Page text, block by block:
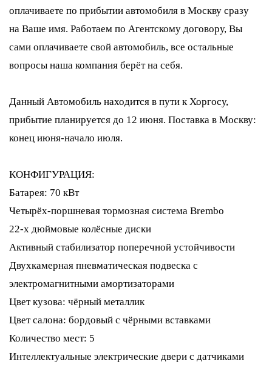
оплачиваете по прибытии автомобиля в Москву сразу
на Ваше имя. Работаем по Агентскому договору, Вы
сами оплачиваете свой автомобиль, все остальные
вопросы наша компания берёт на себя.
Данный Автомобиль находится в пути к Хоргосу,
прибытие планируется до 12 июня. Поставка в Москву:
конец июня-начало июля.
КОНФИГУРАЦИЯ:
Батарея: 70 кВт
Четырёх-поршневая тормозная система Brembo
22-х дюймовые колёсные диски
Активный стабилизатор поперечной устойчивости
Двухкамерная пневматическая подвеска с
электромагнитными амортизаторами
Цвет кузова: чёрный металлик
Цвет салона: бордовый с чёрными вставками
Количество мест: 5
Интеллектуальные электрические двери с датчиками